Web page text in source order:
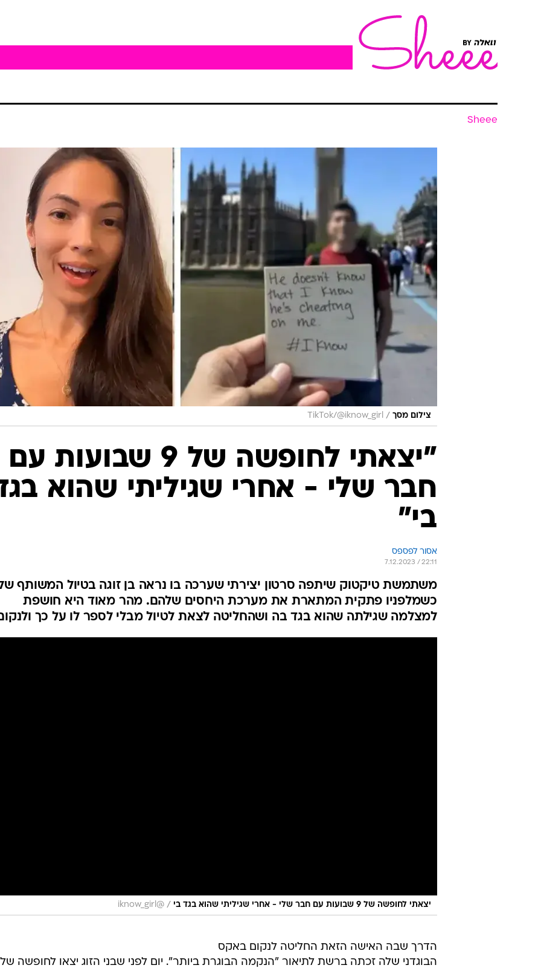
Sheee
צילום מסך /
TikTok/@iknow_girl
"יצאתי לחופשה של 9 שבועות עם
חבר שלי - אחרי שגיליתי שהוא
בי"
אסור לפספס
7.12.2023 / 22:11
משתמשת טיקטוק שיתפה סרטון יצירתי שערכה בו נראה בן זוגה בטיול המשותף
כשמלפניו פתקית המתארת את מערכת היחסים שלהם. מהר מאוד היא חושפת
למצלמה שגילתה שהוא בגד בה ושהחליטה לצאת לטיול מבלי לספר לו על כך
יצאתי לחופשה של 9 שבועות עם חבר שלי - אחרי שגיליתי שהוא בגד בי /
@iknow_girl
הדרך שבה האישה הזאת החליטה לנקום באקס
הבוגדני שלה זכתה ברשת לתיאור "הנקמה הבוגרת ביותר". יום לפני שבני הזוג יצאו לחופשה של